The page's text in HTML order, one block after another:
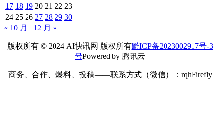
17 18 19 20 21 22 23
24 25 26 27 28 29 30
« 10 月
12 月 »
版权所有 © 2024 AI快讯网 版权所有黔ICP备2023002917号-3
号Powered by 腾讯云
商务、合作、爆料、投稿——联系方式（微信）：rqhFirefly